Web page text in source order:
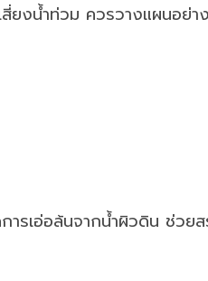
ยงน้ำท่วม ควรวางแผนอย่า
เอ่อล้นจากน้ำผิวดิน ช่วยส